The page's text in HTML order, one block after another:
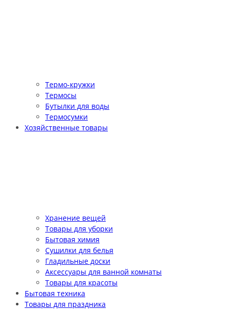
Термо-кружки
Термосы
Бутылки для воды
Термосумки
Хозяйственные товары
Хранение вещей
Товары для уборки
Бытовая химия
Сушилки для белья
Гладильные доски
Аксессуары для ванной комнаты
Товары для красоты
Бытовая техника
Товары для праздника